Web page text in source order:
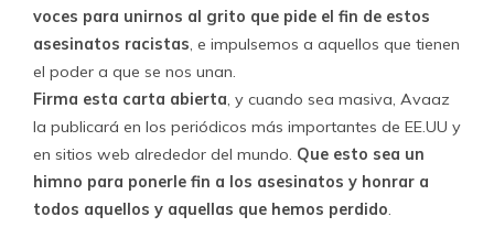
voces para unirnos al grito que pide el fin de estos
asesinatos racistas, e impulsemos a aquellos que tienen
el poder a que se nos unan.
Firma esta carta abierta, y cuando sea masiva, Avaaz
la publicará en los periódicos más importantes de EE.UU y
en sitios web alrededor del mundo. Que esto sea un
himno para ponerle fin a los asesinatos y honrar a
todos aquellos y aquellas que hemos perdido.